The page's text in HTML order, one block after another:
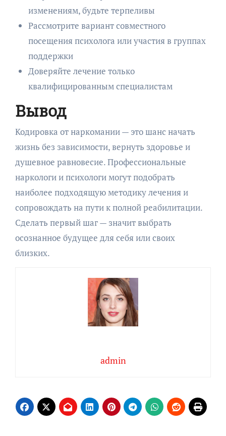
изменениям, будьте терпеливы
Рассмотрите вариант совместного
посещения психолога или участия в группах
поддержки
Доверяйте лечение только
квалифицированным специалистам
Вывод
Кодировка от наркомании — это шанс начать
жизнь без зависимости, вернуть здоровье и
душевное равновесие. Профессиональные
наркологи и психологи могут подобрать
наиболее подходящую методику лечения и
сопровождать на пути к полной реабилитации.
Сделать первый шаг — значит выбрать
осознанное будущее для себя или своих
близких.
admin